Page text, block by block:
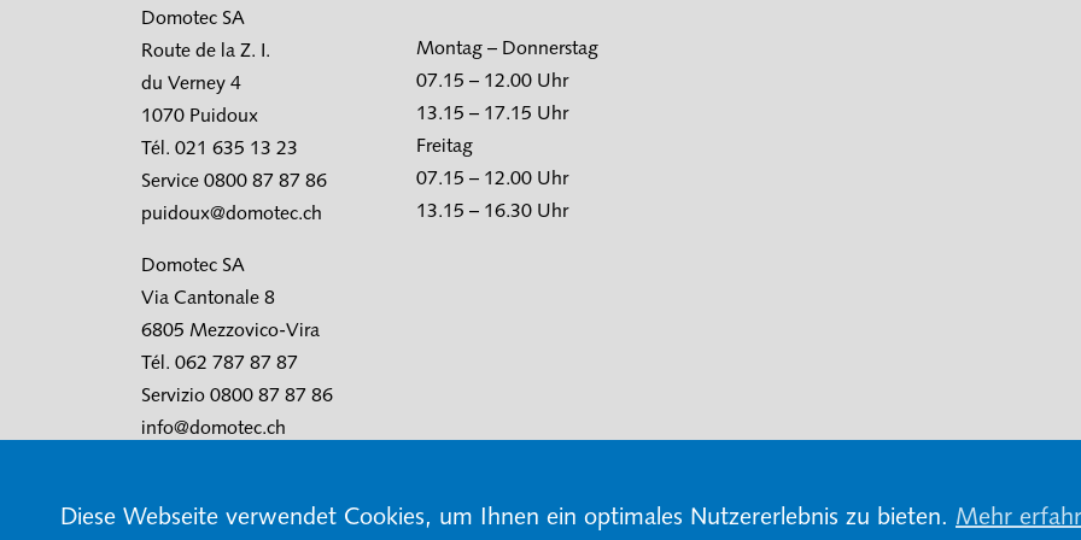
Diese Webseite verwendet Cookies, um Ihnen ein optimales Nutzererlebnis zu bieten. Mehr
Domotec SA
Route de la Z. I.
du Verney 4
1070 Puidoux
Tél. 021 635 13 23
Service 0800 87 87 86
puidoux@domotec.ch
Domotec SA
Via Cantonale 8
6805 Mezzovico-Vira
Tél. 062 787 87 87
Servizio 0800 87 87 86
info@domotec.ch
Montag – Donnerstag
07.15 – 12.00 Uhr
13.15 – 17.15 Uhr
Freitag
07.15 – 12.00 Uhr
13.15 – 16.30 Uhr